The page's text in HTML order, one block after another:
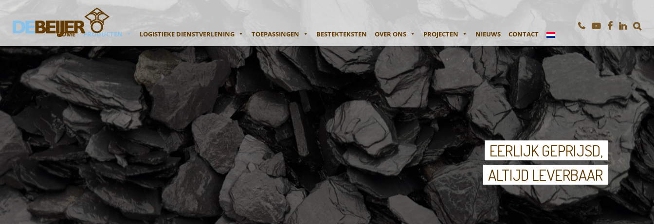
HOME PRODUCTEN LOGISTIEKE DIENSTVERLENING TOEPASSINGEN BESTEKTEKSTEN OVER ONS PROJECTEN NIEUWS CONTACT
EERLIJK GEPRIJSD,
ALTIJD LEVERBAAR